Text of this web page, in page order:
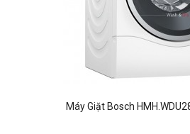
Máy Giặt Bosch